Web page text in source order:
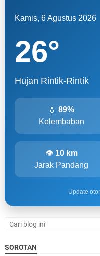
Kamis, 6 Agustus 2026
26°
Hujan Rintik-Rintik
💧89%
Kelembaban
👁 10 km
Jarak Pandang
Update
SOROTAN